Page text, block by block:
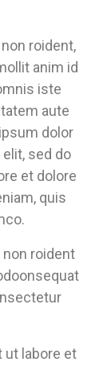
roident,
anim id
iste
aute
dolor
sed do
et dolore
quis
roident
ut labore et